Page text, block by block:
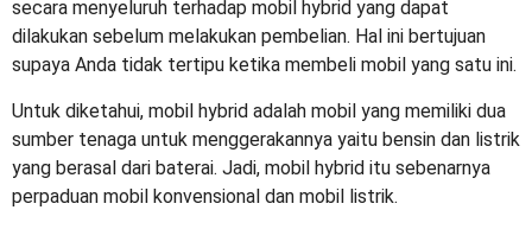
secara menyeluruh terhadap mobil hybrid yang dapat
dilakukan sebelum melakukan pembelian. Hal ini bertujuan
supaya Anda tidak tertipu ketika membeli mobil yang satu ini.
Untuk diketahui, mobil hybrid adalah mobil yang memiliki dua
sumber tenaga untuk menggerakannya yaitu bensin dan listrik
yang berasal dari baterai. Jadi, mobil hybrid itu sebenarnya
perpaduan mobil konvensional dan mobil listrik.